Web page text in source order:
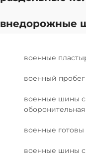
внедорожные
военные
военный
военные шины с
оборонительная
военные
военные шины с